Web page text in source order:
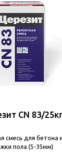
CN 83/25кг
смесь для бетона
пола (5-35мм)